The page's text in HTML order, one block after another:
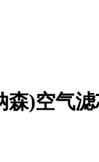
森)空气滤